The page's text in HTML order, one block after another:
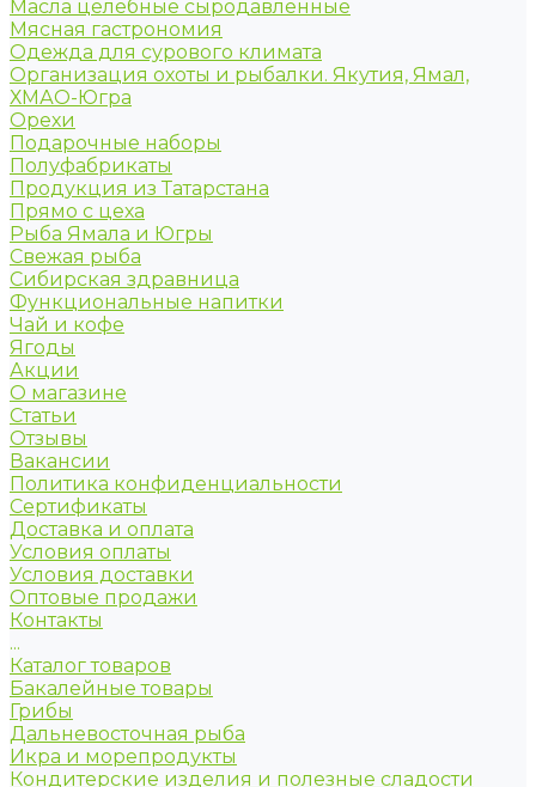
Масла целебные сыродавленные
Мясная гастрономия
Одежда для сурового климата
Организация охоты и рыбалки. Якутия, Ямал,
ХМАО-Югра
Орехи
Подарочные наборы
Полуфабрикаты
Продукция из Татарстана
Прямо с цеха
Рыба Ямала и Югры
Свежая рыба
Сибирская здравница
Функциональные напитки
Чай и кофе
Ягоды
Акции
О магазине
Статьи
Отзывы
Вакансии
Политика конфиденциальности
Сертификаты
Доставка и оплата
Условия оплаты
Условия доставки
Оптовые продажи
Контакты
...
Каталог товаров
Бакалейные товары
Грибы
Дальневосточная рыба
Икра и морепродукты
Кондитерские изделия и полезные сладости